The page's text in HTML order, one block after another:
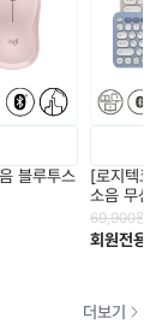
블루투스
[로지텍코
소음 무선
69,900원
회원전용
더보기